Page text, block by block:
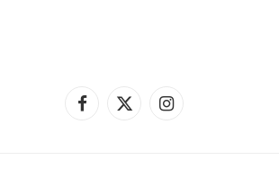
Facebook
X
Instagram